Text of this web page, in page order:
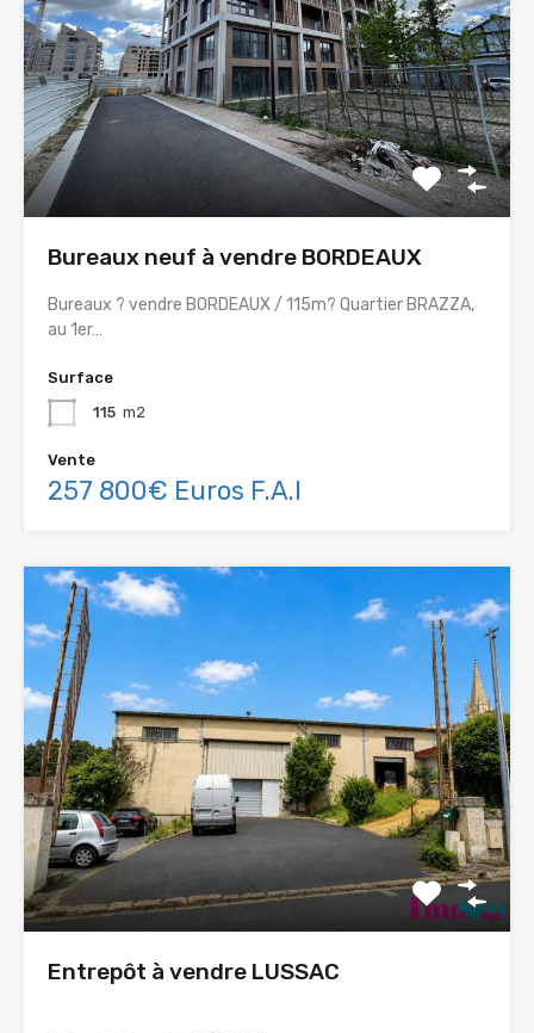
Bureaux neuf à vendre BORDEAUX
Bureaux ? vendre BORDEAUX / 115m? Quartier BRAZZA,
au 1er…
Surface
115 m2
Vente
257 800€ Euros F.A.I
Entrepôt à vendre LUSSAC